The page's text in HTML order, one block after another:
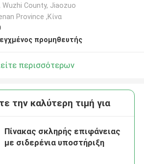
Wuzhi County, Jiaozuo
Province ,Κίνα
προμηθευτής
περισσότερων
την καλύτερη τιμή για
Πίνακας σκληρής επιφάνειας
με σιδερένια υποστήριξη